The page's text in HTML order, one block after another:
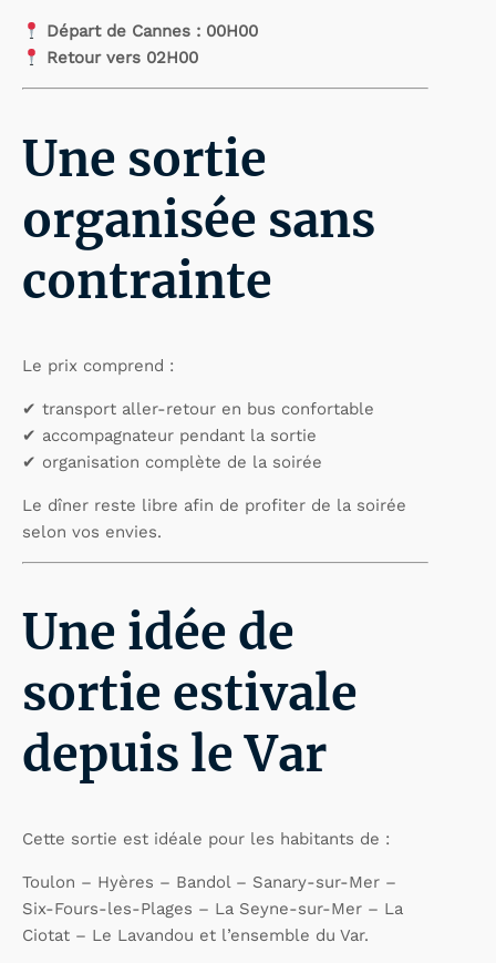
Départ de Cannes : 00H00
Retour vers 02H00
Une sortie
organisée sans
contrainte
Le prix comprend :
✔ transport aller-retour en bus confortable
✔ accompagnateur pendant la sortie
✔ organisation complète de la soirée
Le dîner reste libre afin de profiter de la soirée
selon vos envies.
Une idée de
sortie estivale
depuis le Var
Cette sortie est idéale pour les habitants de :
Toulon – Hyères – Bandol – Sanary-sur-Mer –
Six-Fours-les-Plages – La Seyne-sur-Mer – La
Ciotat – Le Lavandou et l’ensemble du Var.